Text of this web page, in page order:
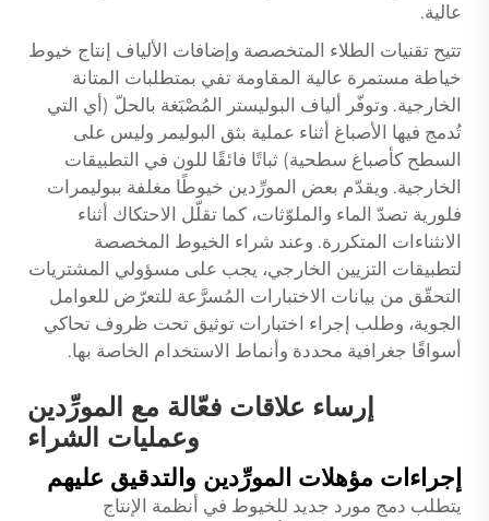
عالية.
تتيح تقنيات الطلاء المتخصصة وإضافات الألياف إنتاج خيوط
خياطة مستمرة عالية المقاومة تفي بمتطلبات المتانة
الخارجية. وتوفّر ألياف البوليستر المُصْبَغة بالحلّ (أي التي
تُدمج فيها الأصباغ أثناء عملية بثق البوليمر وليس على
السطح كأصباغ سطحية) ثباتًا فائقًا للون في التطبيقات
الخارجية. ويقدّم بعض المورِّدين خيوطًا مغلفة ببوليمرات
فلورية تصدّ الماء والملوّثات، كما تقلّل الاحتكاك أثناء
الانثناءات المتكررة. وعند شراء الخيوط المخصصة
لتطبيقات التزيين الخارجي، يجب على مسؤولي المشتريات
التحقّق من بيانات الاختبارات المُسرَّعة للتعرّض للعوامل
الجوية، وطلب إجراء اختبارات توثيق تحت ظروف تحاكي
أسواقًا جغرافية محددة وأنماط الاستخدام الخاصة بها.
إرساء علاقات فعّالة مع المورِّدين
وعمليات الشراء
إجراءات مؤهلات المورِّدين والتدقيق عليهم
يتطلب دمج مورد جديد للخيوط في أنظمة الإنتاج